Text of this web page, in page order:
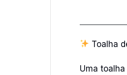
Toalha
Uma